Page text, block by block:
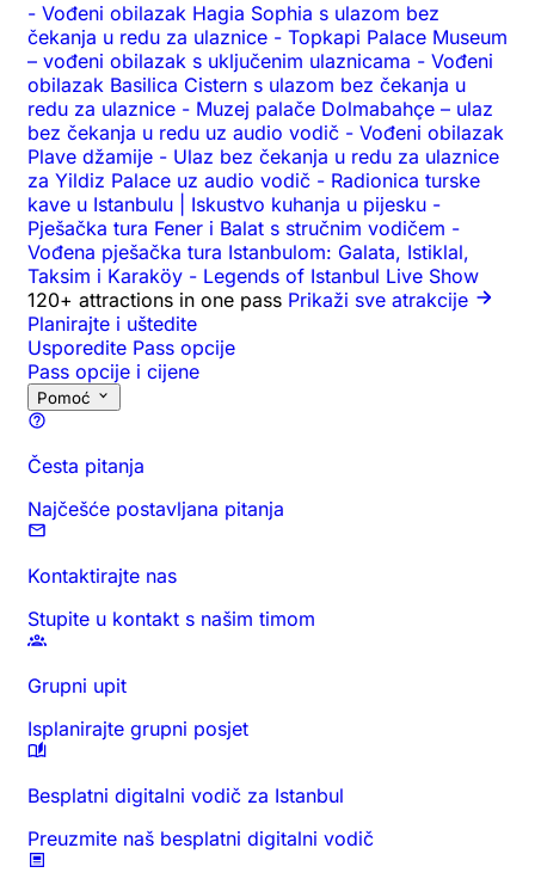
- Vođeni obilazak Hagia Sophia s ulazom bez
čekanja u redu za ulaznice - Topkapi Palace Museum
– vođeni obilazak s uključenim ulaznicama - Vođeni
obilazak Basilica Cistern s ulazom bez čekanja u
redu za ulaznice - Muzej palače Dolmabahçe – ulaz
bez čekanja u redu uz audio vodič - Vođeni obilazak
Plave džamije - Ulaz bez čekanja u redu za ulaznice
za Yildiz Palace uz audio vodič - Radionica turske
kave u Istanbulu | Iskustvo kuhanja u pijesku -
Pješačka tura Fener i Balat s stručnim vodičem -
Vođena pješačka tura Istanbulom: Galata, Istiklal,
Taksim i Karaköy - Legends of Istanbul Live Show
120+ attractions in one pass Prikaži sve atrakcije
Planirajte i uštedite
Usporedite Pass opcije
Pass opcije i cijene
Pomoć
Česta pitanja
Najčešće postavljana pitanja
Kontaktirajte nas
Stupite u kontakt s našim timom
Grupni upit
Isplanirajte grupni posjet
Besplatni digitalni vodič za Istanbul
Preuzmite naš besplatni digitalni vodič